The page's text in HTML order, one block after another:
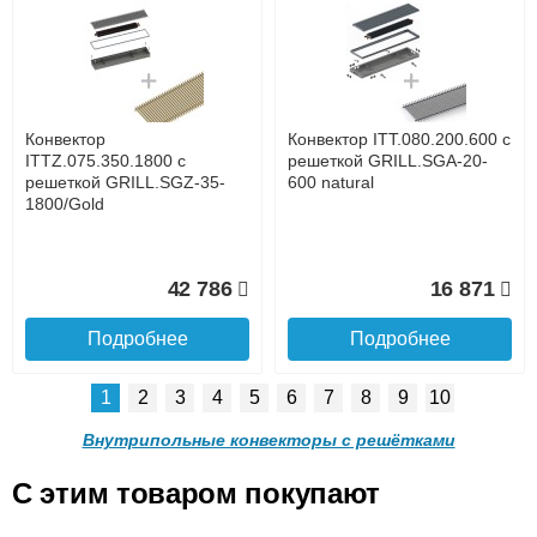
до подъезда
услуга платная
Конвектор ITTL.070.160.800
с решеткой SGL.800.160
champagne
16 318
Подробнее
Конвектор ITTL.070.160.900
с решеткой SGL.900.160
champagne
16 337
Конвектор
ITTL.070.160.1000 с
решеткой SGL.1000.160
Конвектор
ITTL.070.160.1100 с
решеткой SGL.1100.160
Конвектор
ITTZ.075.350.1800 с
решеткой GRILL.SGZ-35-
1800/Gold
42 786
Подробнее
Конвектор ITT.080.200.600 с
решеткой GRILL.SGA-20-
600 natural
16 871
Подробнее
1 2 3 4 5 6 7 8 9 10
Внутрипольные конвекторы с решётками
C этим товаром покупают